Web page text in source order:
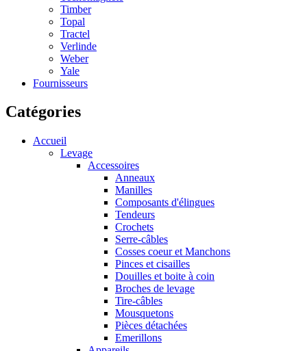
Timber
Topal
Tractel
Verlinde
Weber
Yale
Fournisseurs
Catégories
Accueil
Levage
Accessoires
Anneaux
Manilles
Composants d'élingues
Tendeurs
Crochets
Serre-câbles
Cosses coeur et Manchons
Pinces et cisailles
Douilles et boite à coin
Broches de levage
Tire-câbles
Mousquetons
Pièces détachées
Emerillons